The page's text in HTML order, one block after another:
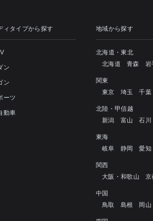
ィタイプから探す
ン
ン
ーツ
動車
地域から探す
北海道・東北
北海道
青森 岩
関東
東京
埼玉 千葉
北陸・甲信越
新潟
富山 石川
東海
岐阜
静岡 愛知
関西
大阪・和歌山
京
中国
鳥取
島根 岡山